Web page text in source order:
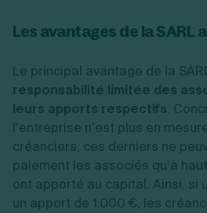
Les avantages de la SARL
Le principal avantage de la
responsabilité limitée des
leurs apports respectifs.
l’entreprise n’est plus en
créanciers, ces derniers ne
paiement les associés qu’à
ont apporté au capital. Ainsi, si
un apport de 1.000 €, les